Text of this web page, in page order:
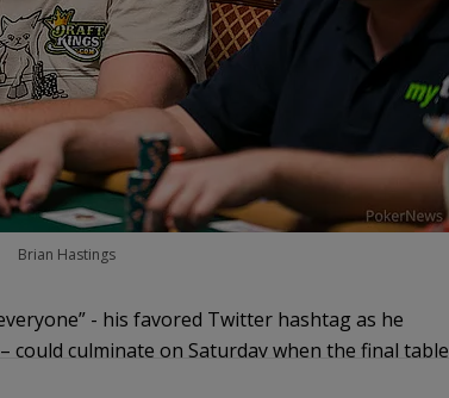
Brian Hastings
- his favored Twitter hashtag as he
could culminate on Saturday when the final table
Championship begins at 2 p.m. Hastings